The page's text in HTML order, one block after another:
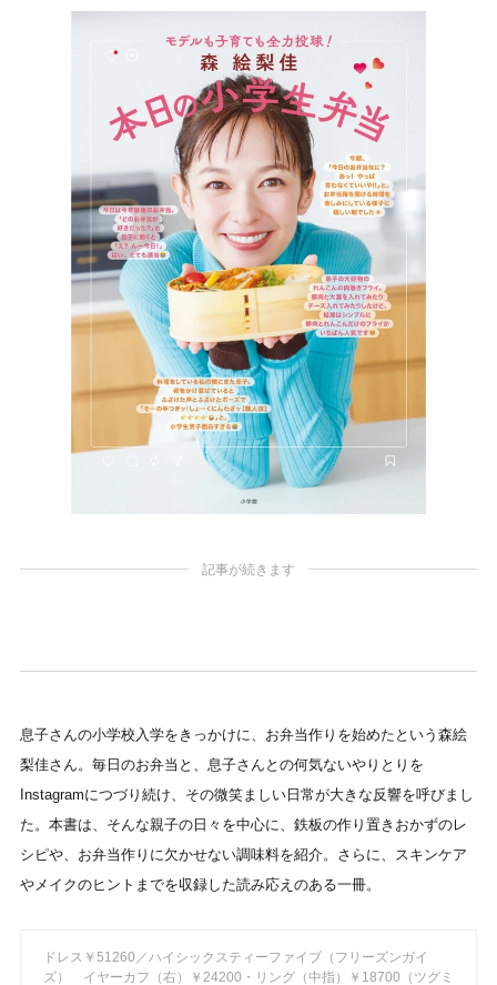
記事が続きます
息子さんの小学校入学をきっかけに、お弁当作りを始めたという森絵
梨佳さん。毎日のお弁当と、息子さんとの何気ないやりとりを
Instagramにつづり続け、その微笑ましい日常が大きな反響を呼びまし
た。本書は、そんな親子の日々を中心に、鉄板の作り置きおかずのレ
シピや、お弁当作りに欠かせない調味料を紹介。さらに、スキンケア
やメイクのヒントまでを収録した読み応えのある一冊。
ドレス￥51260／ハイシックスティーファイブ（フリーズンガイ
ズ） イヤーカフ（右）￥24200・リング（中指）￥18700（ツグミ